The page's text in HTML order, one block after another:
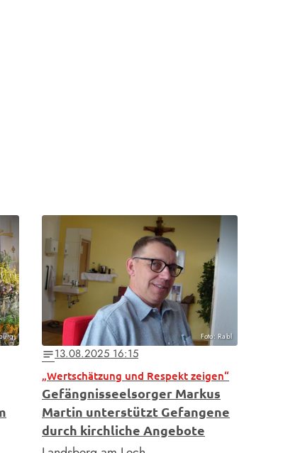
Foto: Rabl
notes13.08.2025 16:15
„Wertschätzung und Respekt zeigen“
Gefängnisseelsorger Markus
Martin unterstützt Gefangene
durch kirchliche Angebote